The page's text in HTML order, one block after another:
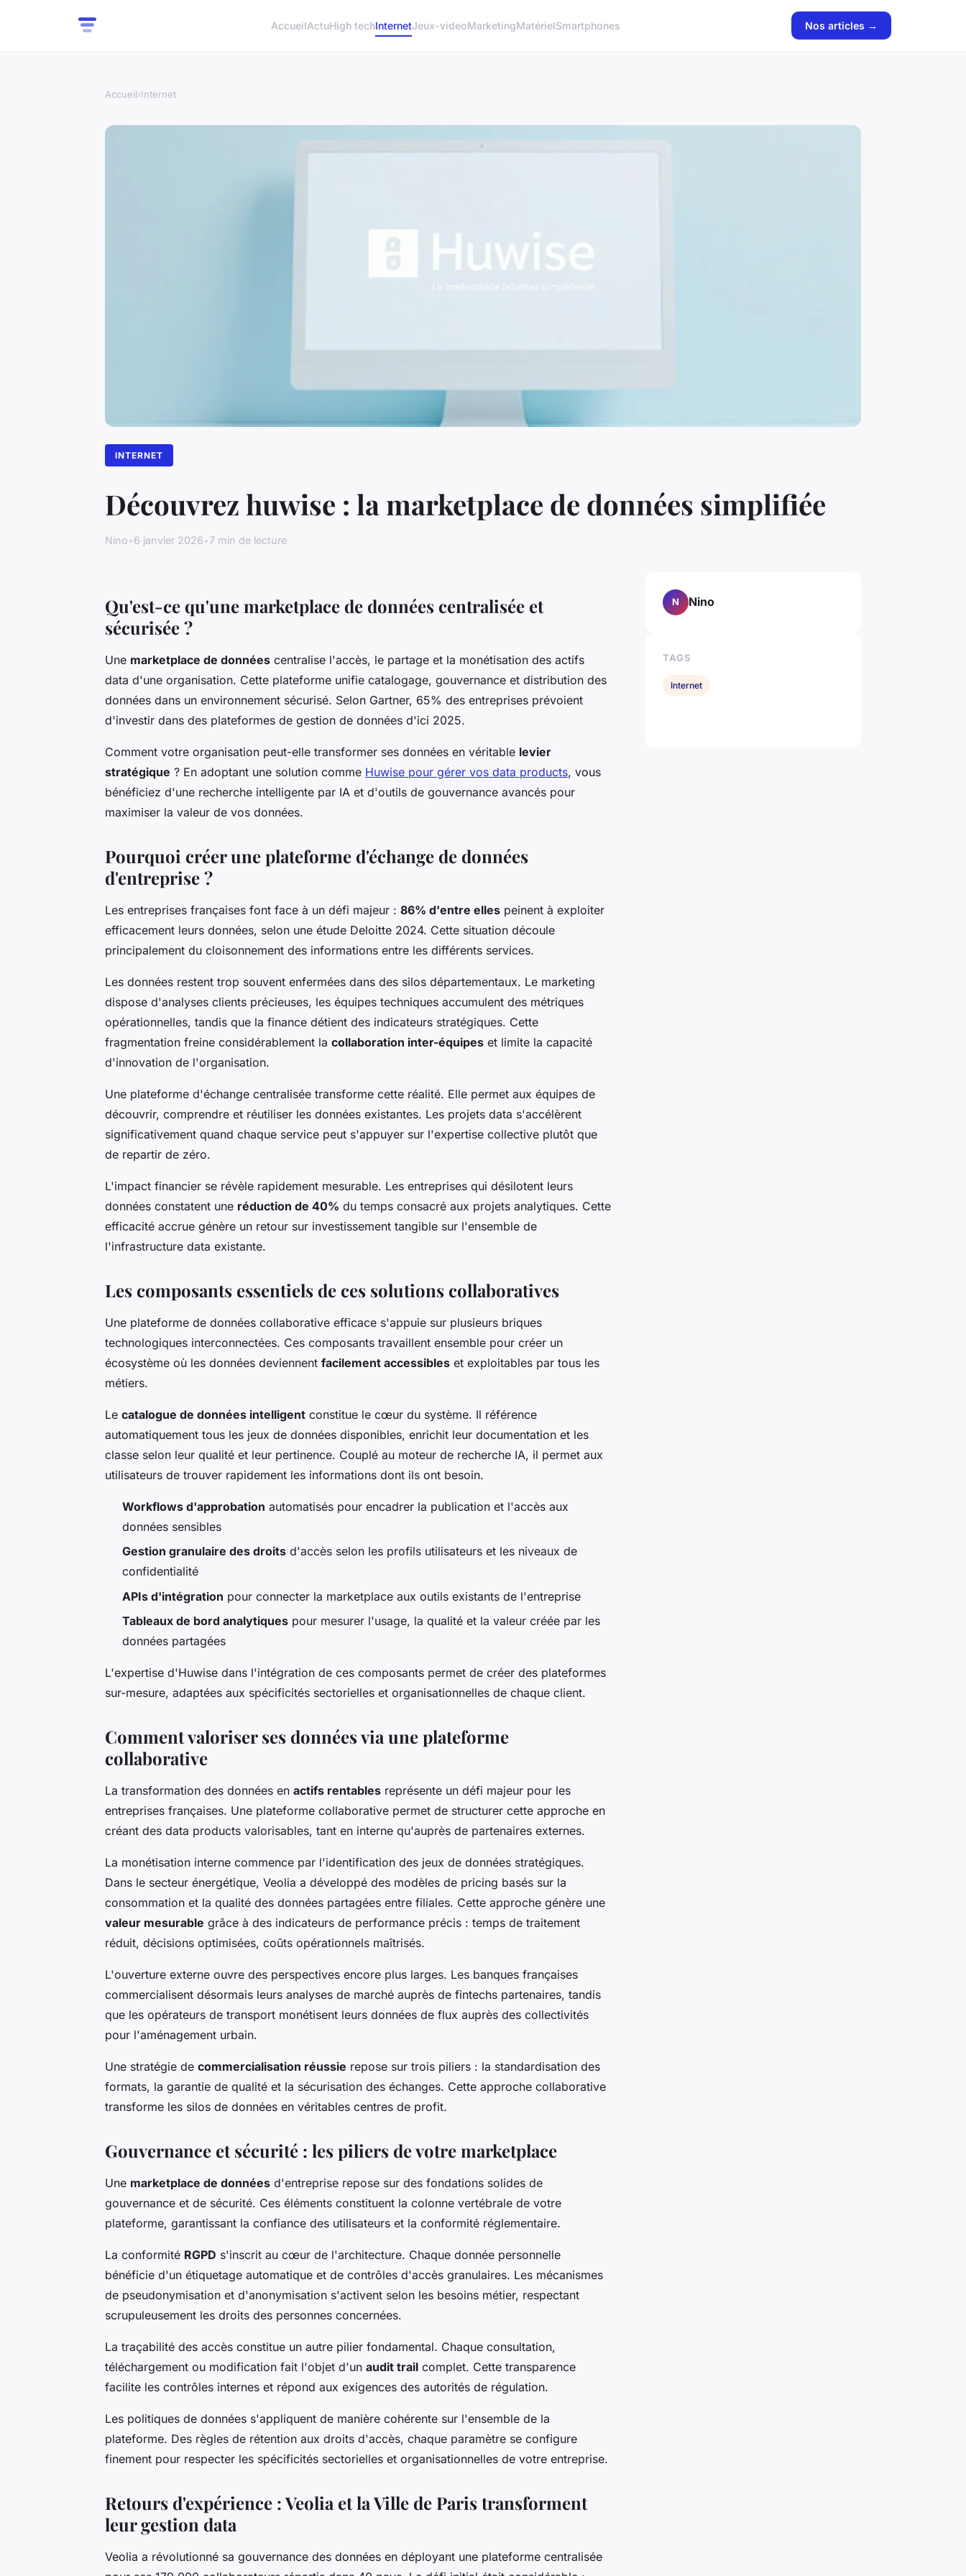
AccueilActuHigh techInternetJeux-videoMarketingMatérielSmartphones Nos articles →
Accueil›Internet
INTERNET
Découvrez huwise : la marketplace de données simplifiée
Nino•6 janvier 2026•7 min de lecture
Qu'est-ce qu'une marketplace de données centralisée et
sécurisée ?
Une marketplace de données centralise l'accès, le partage et la monétisation des actifs
data d'une organisation. Cette plateforme unifie catalogage, gouvernance et distribution des
données dans un environnement sécurisé. Selon Gartner, 65% des entreprises prévoient
d'investir dans des plateformes de gestion de données d'ici 2025.
Comment votre organisation peut-elle transformer ses données en véritable levier
stratégique ? En adoptant une solution comme Huwise pour gérer vos data products, vous
bénéficiez d'une recherche intelligente par IA et d'outils de gouvernance avancés pour
maximiser la valeur de vos données.
Pourquoi créer une plateforme d'échange de données
d'entreprise ?
Les entreprises françaises font face à un défi majeur : 86% d'entre elles peinent à exploiter
efficacement leurs données, selon une étude Deloitte 2024. Cette situation découle
principalement du cloisonnement des informations entre les différents services.
Les données restent trop souvent enfermées dans des silos départementaux. Le marketing
dispose d'analyses clients précieuses, les équipes techniques accumulent des métriques
opérationnelles, tandis que la finance détient des indicateurs stratégiques. Cette
fragmentation freine considérablement la collaboration inter-équipes et limite la capacité
d'innovation de l'organisation.
Une plateforme d'échange centralisée transforme cette réalité. Elle permet aux équipes de
découvrir, comprendre et réutiliser les données existantes. Les projets data s'accélèrent
significativement quand chaque service peut s'appuyer sur l'expertise collective plutôt que
de repartir de zéro.
L'impact financier se révèle rapidement mesurable. Les entreprises qui désilotent leurs
données constatent une réduction de 40% du temps consacré aux projets analytiques. Cette
efficacité accrue génère un retour sur investissement tangible sur l'ensemble de
l'infrastructure data existante.
Les composants essentiels de ces solutions collaboratives
Une plateforme de données collaborative efficace s'appuie sur plusieurs briques
technologiques interconnectées. Ces composants travaillent ensemble pour créer un
écosystème où les données deviennent facilement accessibles et exploitables par tous les
métiers.
Le catalogue de données intelligent constitue le cœur du système. Il référence
automatiquement tous les jeux de données disponibles, enrichit leur documentation et les
classe selon leur qualité et leur pertinence. Couplé au moteur de recherche IA, il permet aux
utilisateurs de trouver rapidement les informations dont ils ont besoin.
Workflows d'approbation automatisés pour encadrer la publication et l'accès aux
données sensibles
Gestion granulaire des droits d'accès selon les profils utilisateurs et les niveaux de
confidentialité
APIs d'intégration pour connecter la marketplace aux outils existants de l'entreprise
Tableaux de bord analytiques pour mesurer l'usage, la qualité et la valeur créée par les
données partagées
L'expertise d'Huwise dans l'intégration de ces composants permet de créer des plateformes
sur-mesure, adaptées aux spécificités sectorielles et organisationnelles de chaque client.
Comment valoriser ses données via une plateforme
collaborative
La transformation des données en actifs rentables représente un défi majeur pour les
entreprises françaises. Une plateforme collaborative permet de structurer cette approche en
créant des data products valorisables, tant en interne qu'auprès de partenaires externes.
La monétisation interne commence par l'identification des jeux de données stratégiques.
Dans le secteur énergétique, Veolia a développé des modèles de pricing basés sur la
consommation et la qualité des données partagées entre filiales. Cette approche génère une
valeur mesurable grâce à des indicateurs de performance précis : temps de traitement
réduit, décisions optimisées, coûts opérationnels maîtrisés.
L'ouverture externe ouvre des perspectives encore plus larges. Les banques françaises
commercialisent désormais leurs analyses de marché auprès de fintechs partenaires, tandis
que les opérateurs de transport monétisent leurs données de flux auprès des collectivités
pour l'aménagement urbain.
Une stratégie de commercialisation réussie repose sur trois piliers : la standardisation des
formats, la garantie de qualité et la sécurisation des échanges. Cette approche collaborative
transforme les silos de données en véritables centres de profit.
Gouvernance et sécurité : les piliers de votre marketplace
Une marketplace de données d'entreprise repose sur des fondations solides de
gouvernance et de sécurité. Ces éléments constituent la colonne vertébrale de votre
plateforme, garantissant la confiance des utilisateurs et la conformité réglementaire.
La conformité RGPD s'inscrit au cœur de l'architecture. Chaque donnée personnelle
bénéficie d'un étiquetage automatique et de contrôles d'accès granulaires. Les mécanismes
de pseudonymisation et d'anonymisation s'activent selon les besoins métier, respectant
scrupuleusement les droits des personnes concernées.
La traçabilité des accès constitue un autre pilier fondamental. Chaque consultation,
téléchargement ou modification fait l'objet d'un audit trail complet. Cette transparence
facilite les contrôles internes et répond aux exigences des autorités de régulation.
Les politiques de données s'appliquent de manière cohérente sur l'ensemble de la
plateforme. Des règles de rétention aux droits d'accès, chaque paramètre se configure
finement pour respecter les spécificités sectorielles et organisationnelles de votre entreprise.
Retours d'expérience : Veolia et la Ville de Paris transforment
leur gestion data
Veolia a révolutionné sa gouvernance des données en déployant une plateforme centralisée
N Nino
TAGS
Internet